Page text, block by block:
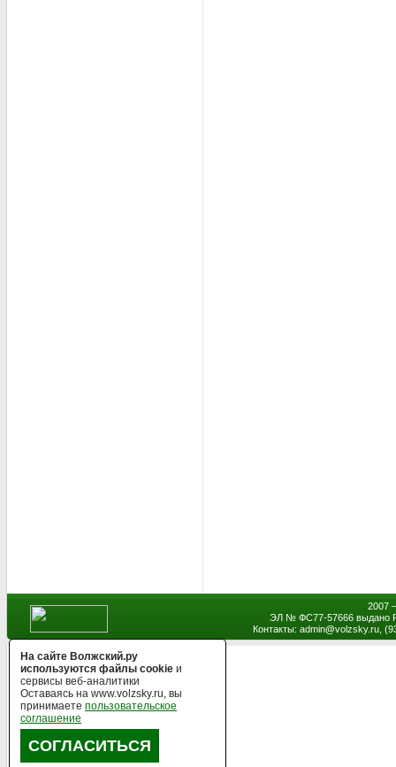
2007
ЭЛ № ФС77-57666 выдано
Контакты: admin@volzsky.ru,
На сайте Волжский.ру
используются файлы cookie и
сервисы веб-аналитики
Оставаясь на www.volzsky.ru, вы
принимаете пользовательское
соглашение
СОГЛАСИТЬСЯ